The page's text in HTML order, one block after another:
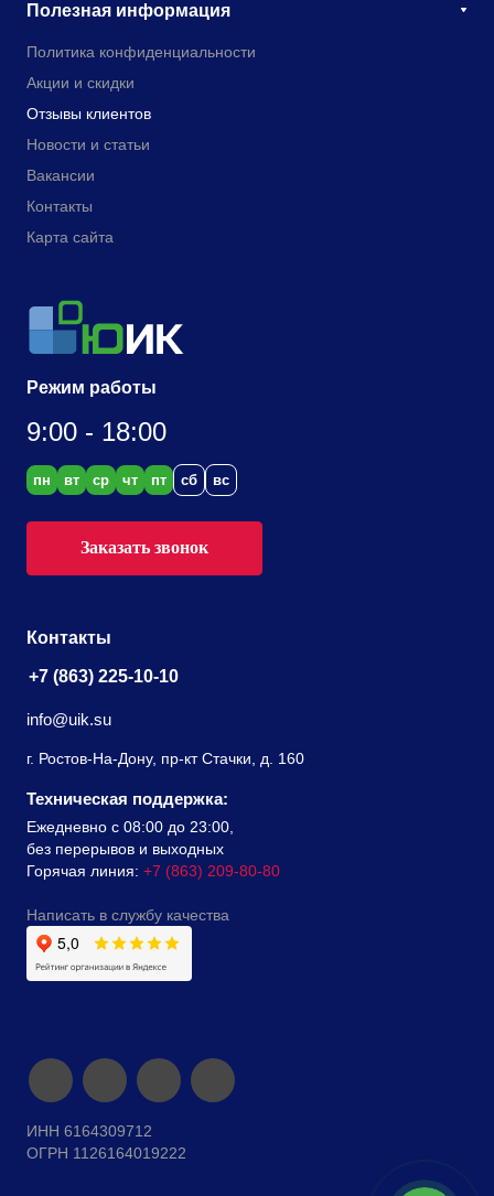
Полезная информация
Политика конфиденциальности
Акции и скидки
Отзывы клиентов
Новости и статьи
Вакансии
Контакты
Карта сайта
Режим работы
9:00 - 18:00
пн вт ср чт пт сб вс
Заказать звонок
Контакты
+7 (863) 225-10-10
info@uik.su
г. Ростов-На-Дону, пр-кт Стачки, д. 160
Техническая поддержка:
Ежедневно с 08:00 до 23:00,
без перерывов и выходных
Горячая линия: +7 (863) 209-80-80
Написать в службу качества
ИНН 6164309712
ОГРН 1126164019222